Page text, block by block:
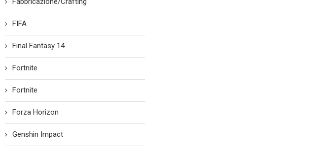
FIFA
Final Fantasy 14
Fortnite
Fortnite
Forza Horizon
Genshin Impact